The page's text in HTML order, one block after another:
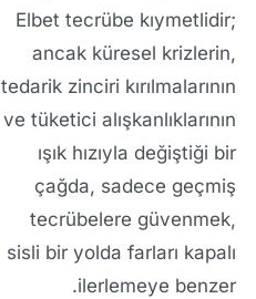
Elbet tecrübe kıymetlidir;
ancak küresel krizlerin,
tedarik zinciri kırılmalarının
ve tüketici alışkanlıklarının
ışık hızıyla değiştiği bir
çağda, sadece geçmiş
tecrübelere güvenmek,
sisli bir yolda farları kapalı
ilerlemeye benzer.